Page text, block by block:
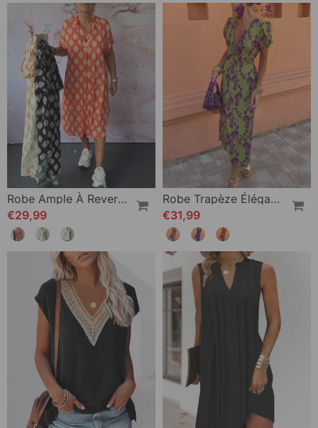
Robe Ample À Revers Et Manches Courtes
€29,99
Robe Trapèze Élégante À Manches Bouffantes En V Profond Et Imprimé Feuilles
€31,99